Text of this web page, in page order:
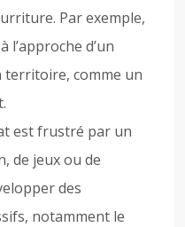
Par exemple,
d’un
territoire, comme un
est frustré par un
de jeux ou de
des
notamment le